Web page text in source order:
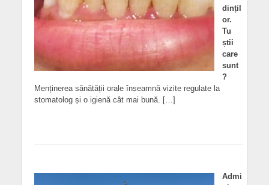
dințil
or.
Tu
știi
care
sunt
?
Menținerea sănătății orale înseamnă vizite regulate la
stomatolog și o igienă cât mai bună. […]
Admi